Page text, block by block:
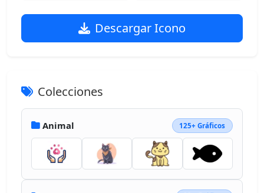
Descargar Icono
Colecciones
Animal 125+ Gráficos